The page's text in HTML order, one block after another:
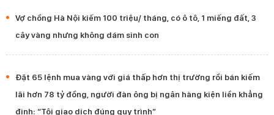
Vợ chồng Hà Nội kiếm 100 triệu/ tháng, có ô tô, 1 miếng đất, 3
cây vàng nhưng không dám sinh con
Đặt 65 lệnh mua vàng với giá thấp hơn thị trường rồi bán kiếm
lãi hơn 78 tỷ đồng, người đàn ông bị ngân hàng kiện liền khẳng
định: “Tôi giao dịch đúng quy trình”